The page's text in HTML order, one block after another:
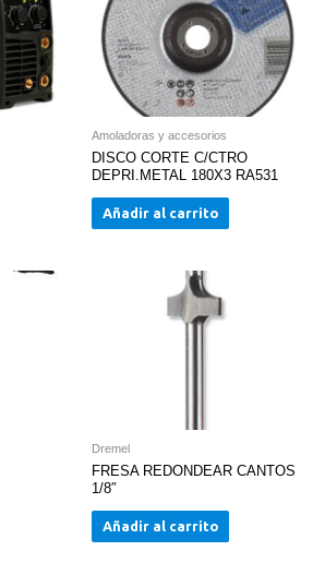
Amoladoras y accesorios
DISCO CORTE C/CTRO
DEPRI.METAL 180X3 RA531
Añadir al carrito
Dremel
FRESA REDONDEAR CANTOS
1/8″
Añadir al carrito